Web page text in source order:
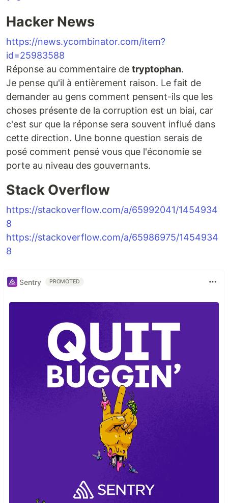
Hacker News
https://news.ycombinator.com/item?
id=25983588
Réponse au commentaire de tryptophan.
Je pense qu'il à entièrement raison. Le fait de
demander au gens comment pensent-ils que les
choses présente de la corruption est un biai, car
c'est sur que la réponse sera souvent influé dans
cette direction. Une bonne question serais de
posé comment pensé vous que l'économie se
porte au niveau des gouvernants.
Stack Overflow
https://stackoverflow.com/a/65992041/1454934
8
https://stackoverflow.com/a/65986975/1454934
8
Sentry PROMOTED